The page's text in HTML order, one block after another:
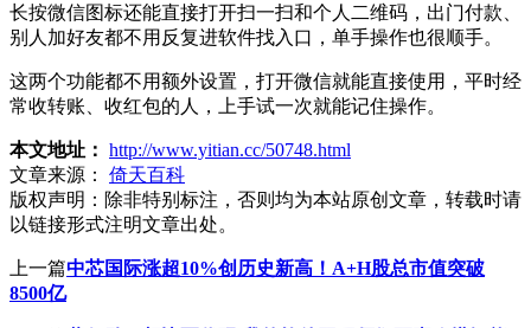
长按微信图标还能直接打开扫一扫和个人二维码，出门付款、
别人加好友都不用反复进软件找入口，单手操作也很顺手。
这两个功能都不用额外设置，打开微信就能直接使用，平时经
常收转账、收红包的人，上手试一次就能记住操作。
本文地址： http://www.yitian.cc/50748.html
文章来源：
倚天百科
版权声明： 除非特别标注，否则均为本站原创文章，转载时请
以链接形式注明文章出处。
上一篇中芯国际涨超10%创历史新高！A+H股总市值突破
8500亿